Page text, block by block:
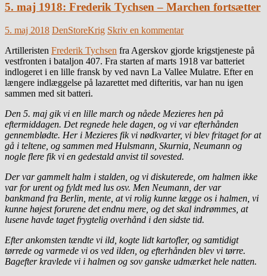
5. maj 1918: Frederik Tychsen – Marchen fortsætter
5. maj 2018 DenStoreKrig Skriv en kommentar
Artilleristen Frederik Tychsen fra Agerskov gjorde krigstjeneste på
vestfronten i bataljon 407. Fra starten af marts 1918 var batteriet
indlogeret i en lille fransk by ved navn La Vallee Mulatre. Efter en
længere indlæggelse på lazarettet med difteritis, var han nu igen
sammen med sit batteri.
Den 5. maj gik vi en lille march og nåede Mezieres hen på
eftermiddagen. Det regnede hele dagen, og vi var efterhånden
gennemblødte. Her i Mezieres fik vi nødkvarter, vi blev fritaget for at
gå i teltene, og sammen med Hulsmann, Skurnia, Neumann og
nogle flere fik vi en gedestald anvist til sovested.
Der var gammelt halm i stalden, og vi diskuterede, om halmen ikke
var for urent og fyldtmed lus osv. Men Neumann, der var
bankmand fra Berlin, mente, at vi rolig kunne lægge os i halmen, vi
kunne højest forurene det endnu mere, og det skal indrømmes, at
lusene havde taget frygtelig overhånd i den sidste tid.
Efter ankomsten tændte vi ild, kogte lidt kartofler, og samtidigt
tørrede og varmede vi os ved ilden, og efterhånden blev vi tørre.
Bagefter kravlede vi i halmen og sov ganske udmærket hele natten.